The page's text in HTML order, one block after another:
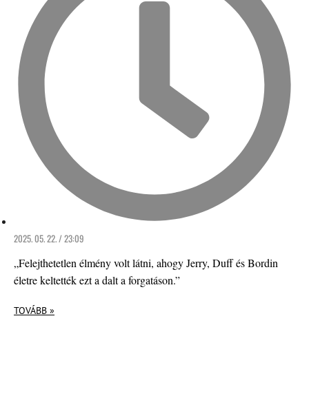
2025. 05. 22. / 23:09
„Felejthetetlen élmény volt látni, ahogy Jerry, Duff és Bordin
életre keltették ezt a dalt a forgatáson.”
TOVÁBB »